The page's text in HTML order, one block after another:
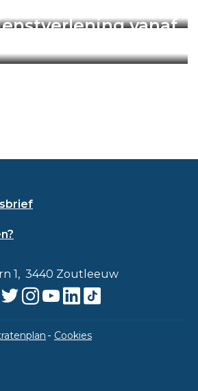
vanaf
1 ,
3440 Zoutleeuw
TwitterInstagram
Youtube
Linkedin
TikTok
Cookies